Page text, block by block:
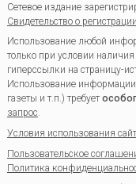
Сетевое издание
Свидетельство о
Использование любой
только при условии
гиперссылки на страницу-
Использование
газеты и т.п.) требует
запрос.
Условия использования
Пользовательское
Политика